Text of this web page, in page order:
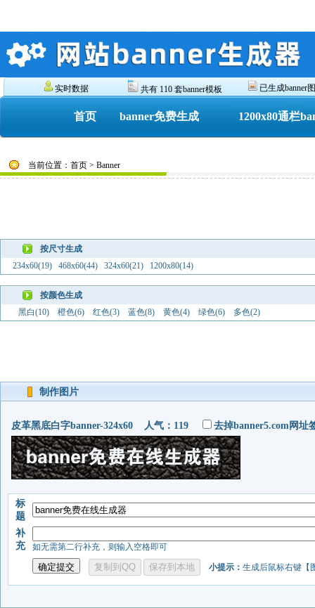
实时数据 共有 110 套banner模板 已生成banner
首页 banner免费生成 1200x80通栏
当前位置：首页 > Banner
按尺寸生成
234x60(19)
468x60(44) 324x60(21) 1200x80(14)
按颜色生成
黑白(10)
橙色(6) 红色(3) 蓝色(8) 黄色(4) 绿色(6) 多色(2)
制作图片
皮革黑底白字banner-324x60 人气：119 去掉banner5.com网址
标
题
补
充
如无需第二行补充，则输入空格即可
小提示： 生成后鼠标右键【